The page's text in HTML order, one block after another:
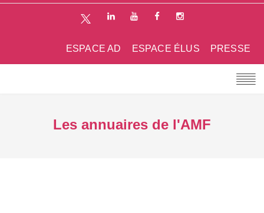
PRESSE
ESPACE ÉLUS
ESPACE AD
Les annuaires de l'AMF